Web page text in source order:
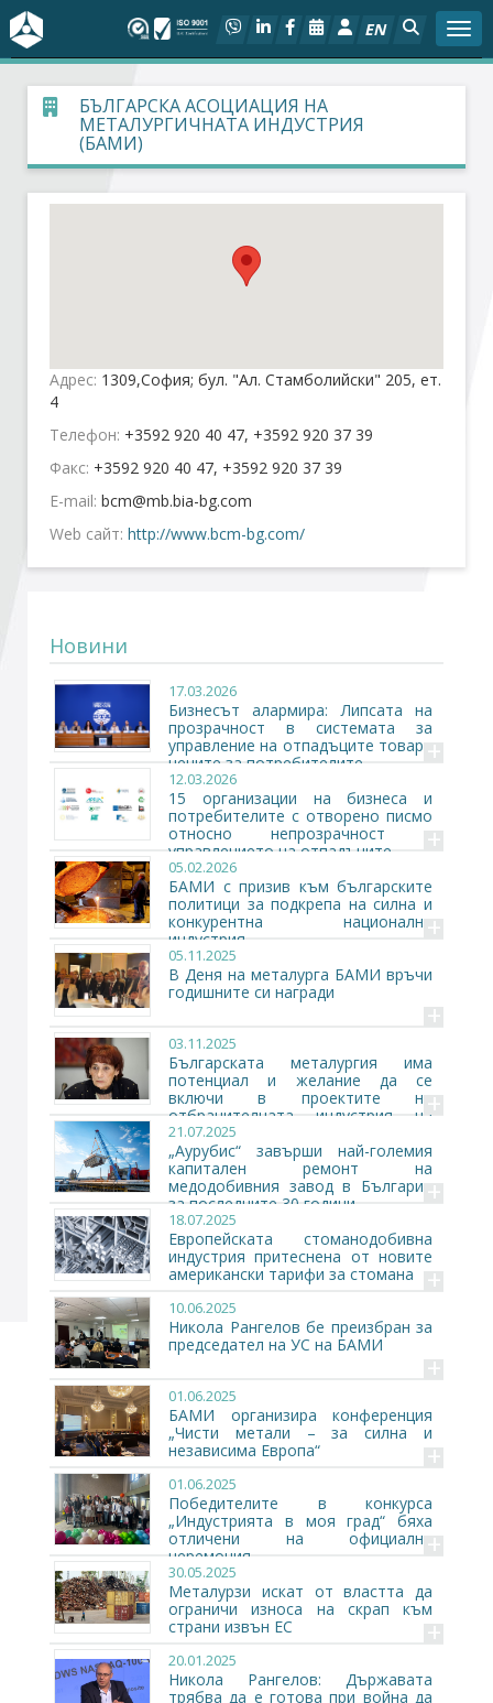
EN
За БСК
На фокус
Актуално
Арбитражен съд
Проекти
Членове
БЪЛГАРСКА АСОЦИАЦИЯ НА
МЕТАЛУРГИЧНАТА ИНДУСТРИЯ
(БАМИ)
Адрес: 1309,София; бул. "Ал. Стамболийски" 205, ет.
4
Телефон: +3592 920 40 47, +3592 920 37 39
Факс: +3592 920 40 47, +3592 920 37 39
E-mail:
Web сайт: http://www.bcm-bg.com/
Новини
17.03.2026
Бизнесът алармира: Липсата на
прозрачност в системата за
управление на отпадъците товари
цените за потребителите
+
12.03.2026
15 организации на бизнеса и
потребителите с отворено писмо
относно непрозрачност в
управлението на отпадъците
+
05.02.2026
БАМИ с призив към българските
политици за подкрепа на силна и
конкурентна национална
индустрия
+
05.11.2025
В Деня на металурга БАМИ връчи
годишните си награди
+
03.11.2025
Българската металургия има
потенциал и желание да се
включи в проектите на
отбранителната индустрия на
страната
+
21.07.2025
„Аурубис“ завърши най-големия
капитален ремонт на
медодобивния завод в България
за последните 30 години
+
18.07.2025
Европейската стоманодобивна
индустрия притеснена от новите
американски тарифи за стомана
+
10.06.2025
Никола Рангелов бе преизбран за
председател на УС на БАМИ
+
01.06.2025
БАМИ организира конференция
„Чисти метали – за силна и
независима Европа“
+
01.06.2025
Победителите в конкурса
„Индустрията в моя град“ бяха
отличени на официална
церемония
+
30.05.2025
Металурзи искат от властта да
ограничи износа на скрап към
страни извън ЕС
+
20.01.2025
Никола Рангелов: Държавата
трябва да е готова при война да